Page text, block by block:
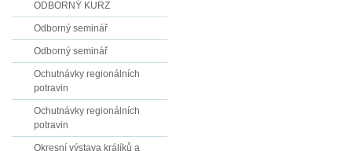
ODBORNÝ KURZ
Odborný seminář
Odborný seminář
Ochutnávky regionálních
potravin
Ochutnávky regionálních
potravin
Okresní výstava králíků a